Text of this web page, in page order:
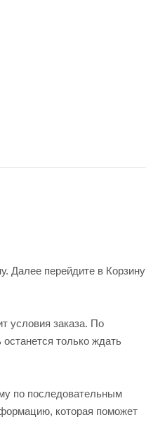
Далее перейдите в Корзину
условия заказа. По
только ждать
по последовательным
которая поможет